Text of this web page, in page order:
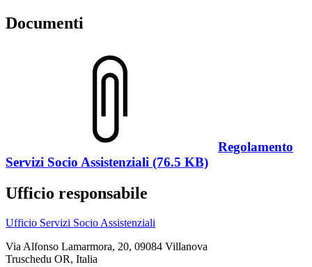
Documenti
Regolamento
Servizi Socio Assistenziali (76.5 KB)
Ufficio responsabile
Ufficio Servizi Socio Assistenziali
Via Alfonso Lamarmora, 20, 09084 Villanova
Truschedu OR, Italia